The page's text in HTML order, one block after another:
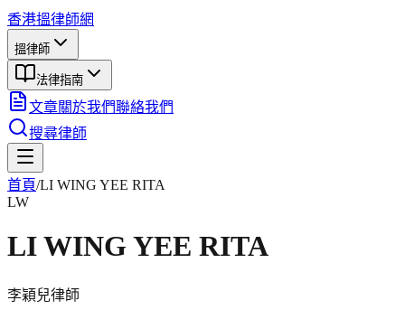
香港搵律師網
搵律師
法律指南
文章關於我們聯絡我們
搜尋律師
首頁/LI WING YEE RITA
LW
LI WING YEE RITA
李穎兒律師